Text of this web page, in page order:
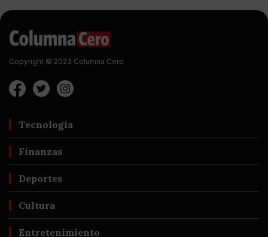
Copyright © 2023 Columna Cero
Tecnología
Finanzas
Deportes
Cultura
Entretenimiento